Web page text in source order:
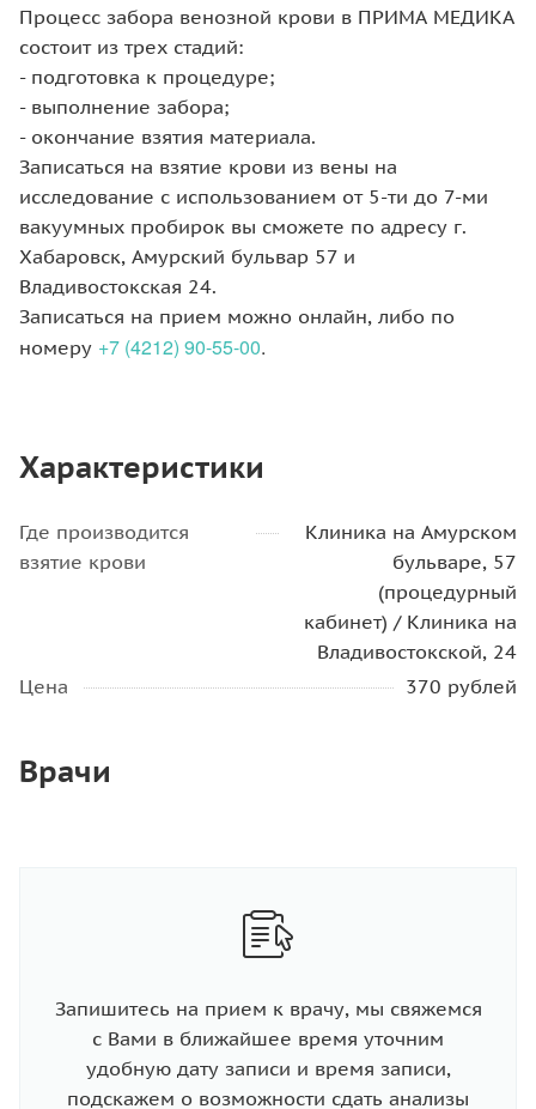
Процесс забора венозной крови в ПРИМА МЕДИКА
состоит из трех стадий:
- подготовка к процедуре;
- выполнение забора;
- окончание взятия материала.
Записаться на взятие крови из вены на
исследование с использованием от 5-ти до 7-ми
вакуумных пробирок вы сможете по адресу г.
Хабаровск, Амурский бульвар 57 и
Владивостокская 24.
Записаться на прием можно онлайн, либо по
номеру +7 (4212) 90-55-00.
Характеристики
Где производится
взятие крови
Клиника на Амурском
бульваре, 57
(процедурный
кабинет) / Клиника на
Владивостокской, 24
Цена
370 рублей
Врачи
Запишитесь на прием к врачу, мы свяжемся
с Вами в ближайшее время уточним
удобную дату записи и время записи,
подскажем о возможности сдать анализы